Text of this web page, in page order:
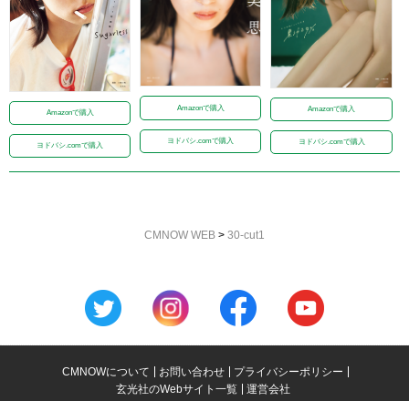
Amazonで購入
ヨドバシ.comで購入
Amazonで購入
ヨドバシ.comで購入
Amazonで購入
ヨドバシ.comで購入
CMNOW WEB > 30-cut1
CMNOWについて お問い合わせ
プライバシーポリシー
玄光社のWebサイト一覧
運営会社